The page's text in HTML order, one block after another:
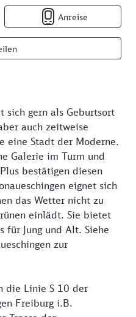
Anreise
sich gern als Geburtsort
auch zeitweise
eine Stadt der Moderne.
Galerie im Turm und
bestätigen diesen
eignet sich
das Wetter nicht zu
einlädt. Sie bietet
für Jung und Alt. Siehe
zur
die Linie S 10 der
Freiburg i.B.